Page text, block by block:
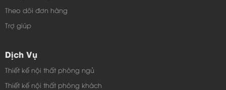
Theo dõi đơn hàng
Trợ giúp
Dịch Vụ
Thiết kế nội thất phòng ngủ
Thiết kế nội thất phòng khách